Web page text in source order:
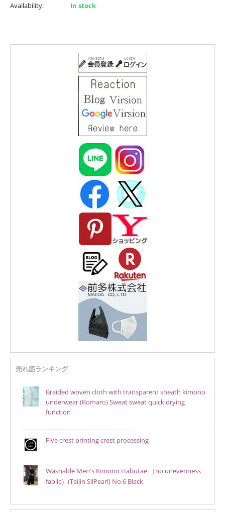
Availability: In stock
売れ筋ランキング
Braided woven cloth with transparent sheath kimono
underwear (Komaro) Sweat sweat quick drying
function
Five crest printing crest processing
Washable Men's Kimono Habutae （no unevenness
fablic）(Teijin SilPearl) No.6 Black